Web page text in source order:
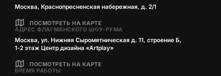
Москва, Краснопресненская набережная, д. 2/1
ПОСМОТРЕТЬ НА КАРТЕ
АДРЕС ФЛАГМАНСКОГО ШОУ-РУМА
Москва, ул. Нижняя Сыромятническая д. 11, строение Б,
1‑2 этаж Центр дизайна «Artplay»
ПОСМОТРЕТЬ НА КАРТЕ
ВРЕМЯ РАБОТЫ